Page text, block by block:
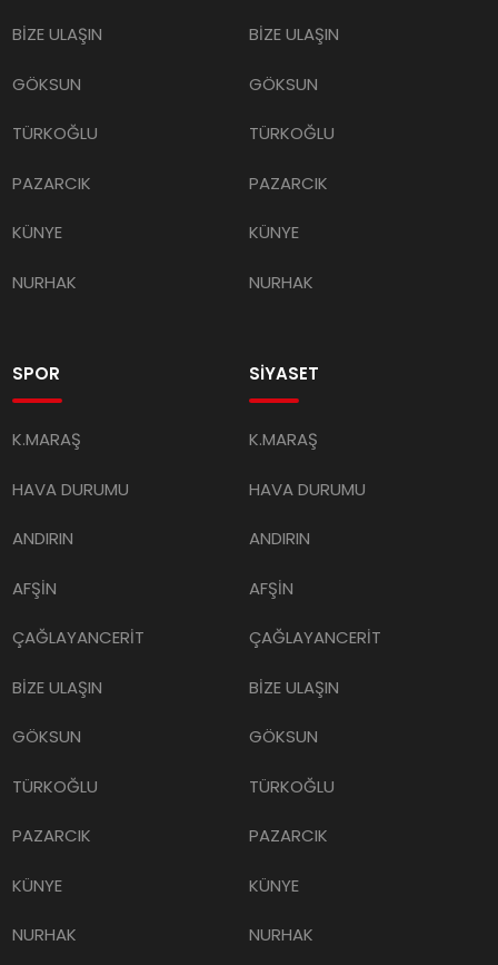
BİZE ULAŞIN
GÖKSUN
TÜRKOĞLU
PAZARCIK
KÜNYE
NURHAK
BİZE ULAŞIN
GÖKSUN
TÜRKOĞLU
PAZARCIK
KÜNYE
NURHAK
SPOR
K.MARAŞ
HAVA DURUMU
ANDIRIN
AFŞİN
ÇAĞLAYANCERİT
BİZE ULAŞIN
GÖKSUN
TÜRKOĞLU
PAZARCIK
KÜNYE
NURHAK
SİYASET
K.MARAŞ
HAVA DURUMU
ANDIRIN
AFŞİN
ÇAĞLAYANCERİT
BİZE ULAŞIN
GÖKSUN
TÜRKOĞLU
PAZARCIK
KÜNYE
NURHAK